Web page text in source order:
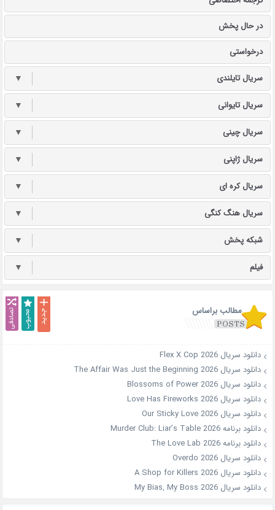
در حال پخش
درخواستی
سریال تایلندی ▼
سریال تایوانی ▼
سریال چینی ▼
سریال ژاپنی ▼
سریال کره ای ▼
سریال هنگ کنگی ▼
شبکه پخش ▼
فیلم ▼
مطالب براساس
دانلود سریال Flex X Cop 2026
دانلود سریال The Affair Was Just the Beginning 2026
دانلود سریال Blossoms of Power 2026
دانلود سریال Love Has Fireworks 2026
دانلود سریال Our Sticky Love 2026
دانلود برنامه Murder Club: Liar’s Table 2026
دانلود برنامه The Love Lab 2026
دانلود سریال Overdo 2026
دانلود سریال A Shop for Killers 2026
دانلود سریال My Bias, My Boss 2026